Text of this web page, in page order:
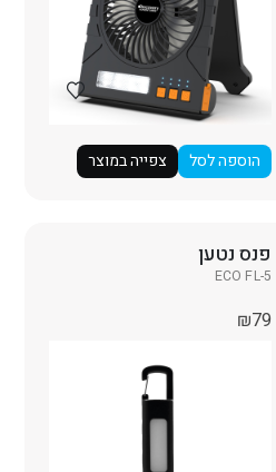
הוספה לסל צפייה במוצר
פנס נטען
ECO FL-5
₪79